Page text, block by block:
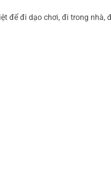
để đi dạo chơi, đi trong nhà,